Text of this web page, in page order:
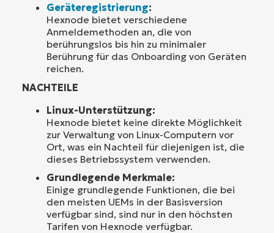
Geräteregistrierung:
Hexnode bietet verschiedene
Anmeldemethoden an, die von
berührungslos bis hin zu minimaler
Berührung für das Onboarding von Geräten
reichen.
NACHTEILE
Linux-Unterstützung:
Hexnode bietet keine direkte Möglichkeit
zur Verwaltung von Linux-Computern vor
Ort, was ein Nachteil für diejenigen ist, die
dieses Betriebssystem verwenden.
Grundlegende Merkmale:
Einige grundlegende Funktionen, die bei
den meisten UEMs in der Basisversion
verfügbar sind, sind nur in den höchsten
Tarifen von Hexnode verfügbar.